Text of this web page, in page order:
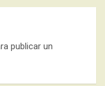
publicar un